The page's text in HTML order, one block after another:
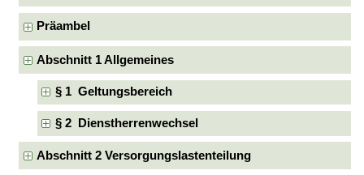
Präambel
Abschnitt 1 Allgemeines
§ 1 Geltungsbereich
§ 2 Dienstherrenwechsel
Abschnitt 2 Versorgungslastenteilung